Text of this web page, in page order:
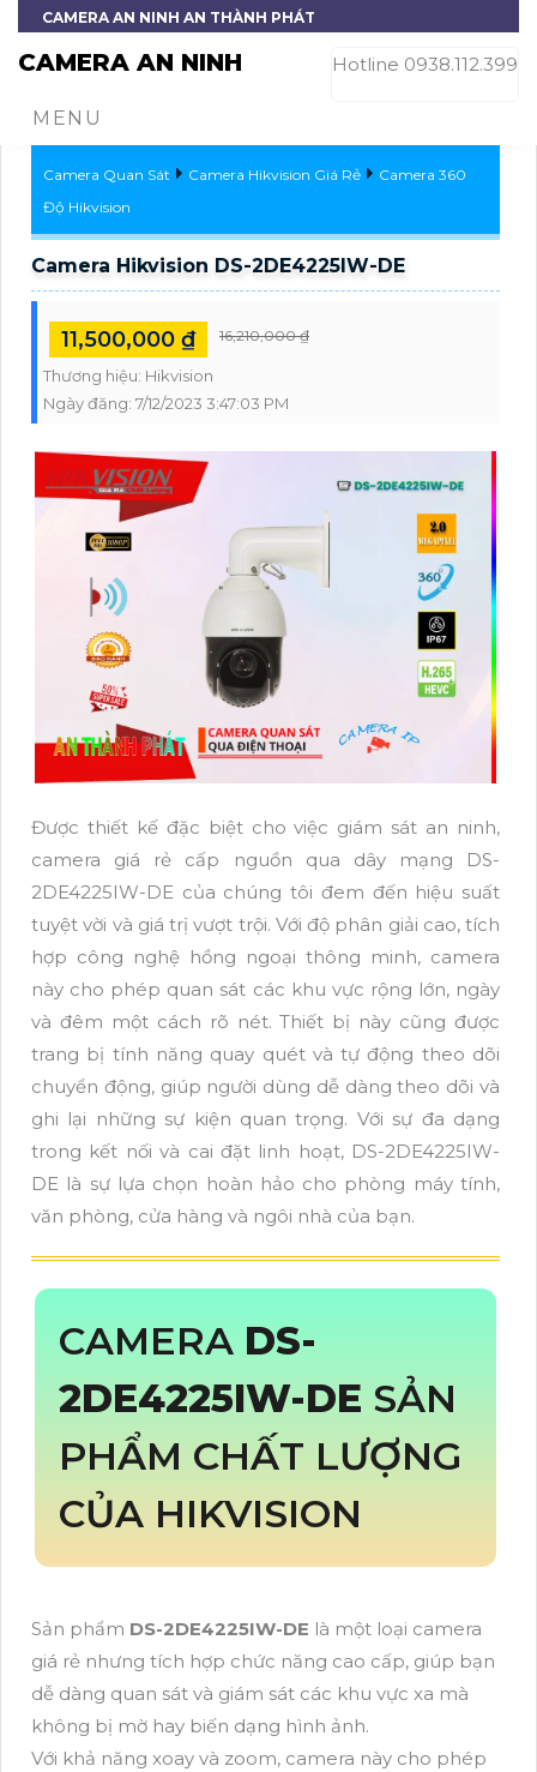
CAMERA AN NINH AN THÀNH PHÁT
CAMERA AN NINH Hotline 0938.112.399
MENU
Camera Quan Sát Camera Hikvision Giá Rẻ
Camera 360
Độ Hikvision
Camera Hikvision DS-2DE4225IW-DE
11,500,000 ₫ 16,210,000 ₫
Thương hiệu: Hikvision
Ngày đăng: 7/12/2023 3:47:03 PM
Được thiết kế đặc biệt cho việc giám sát an ninh,
camera giá rẻ cấp nguồn qua dây mạng DS-
2DE4225IW-DE của chúng tôi đem đến hiệu suất
tuyệt vời và giá trị vượt trội. Với độ phân giải cao, tích
hợp công nghệ hồng ngoại thông minh, camera
này cho phép quan sát các khu vực rộng lớn, ngày
và đêm một cách rõ nét. Thiết bị này cũng được
trang bị tính năng quay quét và tự động theo dõi
chuyển động, giúp người dùng dễ dàng theo dõi và
ghi lại những sự kiện quan trọng. Với sự đa dạng
trong kết nối và cai đặt linh hoạt, DS-2DE4225IW-
DE là sự lựa chọn hoàn hảo cho phòng máy tính,
văn phòng, cửa hàng và ngôi nhà của bạn.
CAMERA DS-
2DE4225IW-DE SẢN
PHẨM CHẤT LƯỢNG
CỦA HIKVISION
Sản phẩm DS-2DE4225IW-DE là một loại camera
giá rẻ nhưng tích hợp chức năng cao cấp, giúp bạn
dễ dàng quan sát và giám sát các khu vực xa mà
không bị mờ hay biến dạng hình ảnh.
Với khả năng xoay và zoom, camera này cho phép